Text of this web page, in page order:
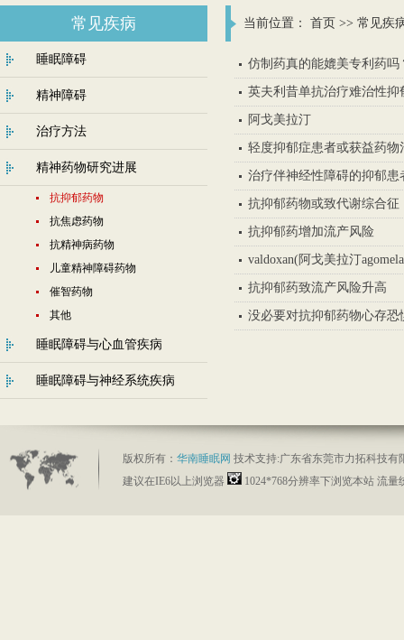
当前位置： 首页 >> 常见疾
仿制药真的能媲美专利药吗
英夫利昔单抗治疗难治性抑
阿戈美拉汀
轻度抑郁症患者或获益药物
治疗伴神经性障碍的抑郁
抗抑郁药物或致代谢综合征
抗抑郁药增加流产风险
valdoxan(阿戈美拉汀
抗抑郁药致流产风险升高
没必要对抗抑郁药物心存恐
常见疾病
睡眠障碍
精神障碍
治疗方法
精神药物研究进展
抗抑郁药物
抗焦虑药物
抗精神病药物
儿童精神障碍药物
催智药物
其他
睡眠障碍与心血管疾病
睡眠障碍与神经系统疾病
版权所有： 华南睡眠网 技术支持:广东省东莞市力拓科技有
建议在IE6以上浏览器
1024*768分辨率下浏览本站 流量